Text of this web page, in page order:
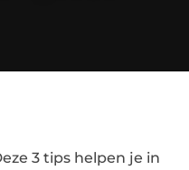
3 tips helpen je in